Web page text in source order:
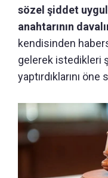
sözel şiddet
anahtarının
kendisinden
gelerek istedikleri
yaptırdıklarını öne